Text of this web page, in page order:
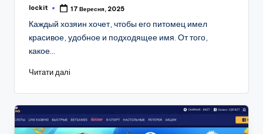
Опубліковано
lockit 17 Вересня, 2025
Каждый хозяин хочет, чтобы его питомец имел
красивое, удобное и подходящее имя. От того,
какое…
Читати далі